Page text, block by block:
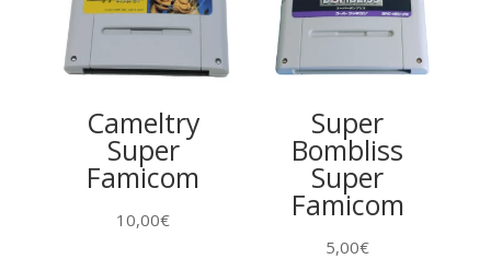
Cameltry
Super
Famicom
10,00€
Super
Bombliss
Super
Famicom
5,00€